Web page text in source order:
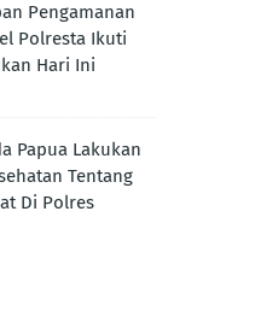
Pengamanan
Polresta Ikuti
Hari Ini
Papua Lakukan
Tentang
Di Polres